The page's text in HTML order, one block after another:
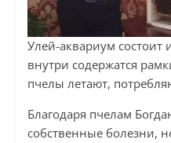
Улей-аквариум состоит
внутри содержатся
пчелы летают,
Благодаря пчелам
собственные болезни,